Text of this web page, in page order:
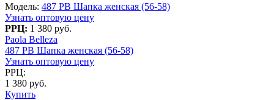
Модель: 487 PB Шапка женская (56-58)
Узнать оптовую цену
РРЦ: 1 380 руб.
Paola Belleza
487 PB Шапка женская (56-58)
Узнать оптовую цену
РРЦ:
1 380 руб.
Купить